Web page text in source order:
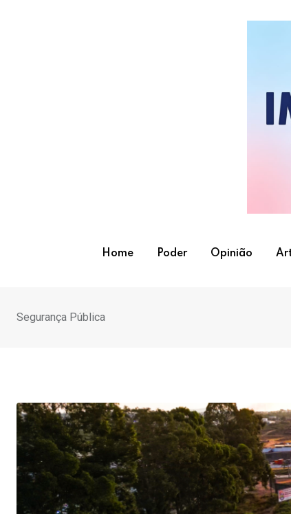
Home Poder Opinião
Segurança Pública